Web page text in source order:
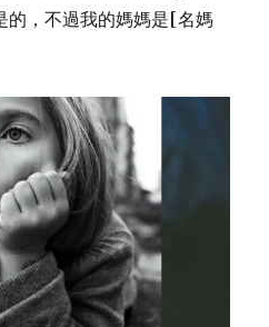
，不過我的媽媽是[名媽